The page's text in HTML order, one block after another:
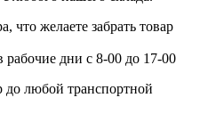
что желаете забрать товар
рабочие дни с 8-00 до 17-00
до любой транспортной